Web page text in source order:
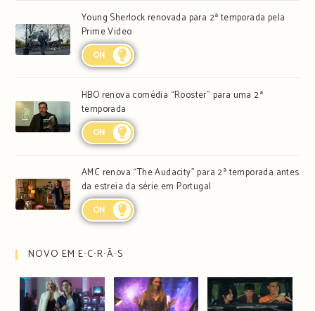
Young Sherlock renovada para 2ª temporada pela
Prime Video
ON
HBO renova comédia “Rooster” para uma 2ª
temporada
ON
AMC renova “The Audacity” para 2ª temporada antes
da estreia da série em Portugal
ON
NOVO EM E∙C∙R∙Ã∙S